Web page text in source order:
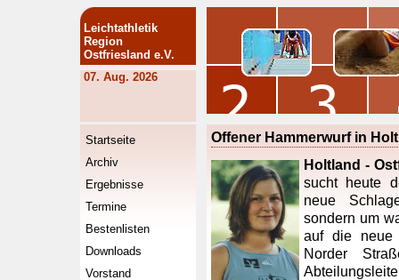
Leichtathletik
Region
Ostfriesland e.V.
07. Aug. 2026
Startseite
Archiv
Ergebnisse
Termine
Bestenlisten
Downloads
Vorstand
Offener Hammerwurf in
Holtland -
sucht heute
neue
sondern um
auf die neue
Norder